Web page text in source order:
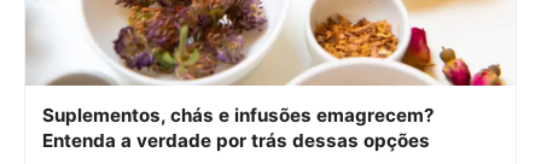
Suplementos, chás e infusões emagrecem?
Entenda a verdade por trás dessas opções